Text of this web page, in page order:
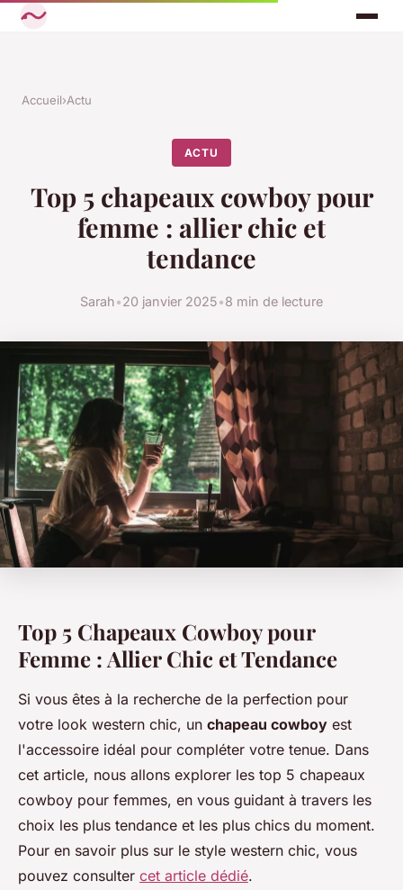
Accueil›Actu
ACTU
Top 5 chapeaux cowboy pour
femme : allier chic et
tendance
Sarah•20 janvier 2025•8 min de lecture
Top 5 Chapeaux Cowboy pour
Femme : Allier Chic et Tendance
Si vous êtes à la recherche de la perfection pour
votre look western chic, un chapeau cowboy est
l'accessoire idéal pour compléter votre tenue. Dans
cet article, nous allons explorer les top 5 chapeaux
cowboy pour femmes, en vous guidant à travers les
choix les plus tendance et les plus chics du moment.
Pour en savoir plus sur le style western chic, vous
pouvez consulter cet article dédié.